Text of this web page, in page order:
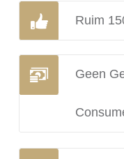
Ruim
Geen